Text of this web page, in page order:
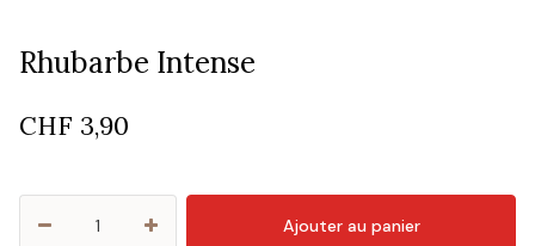
Rhubarbe Intense
CHF 3,90
Ajouter au panier